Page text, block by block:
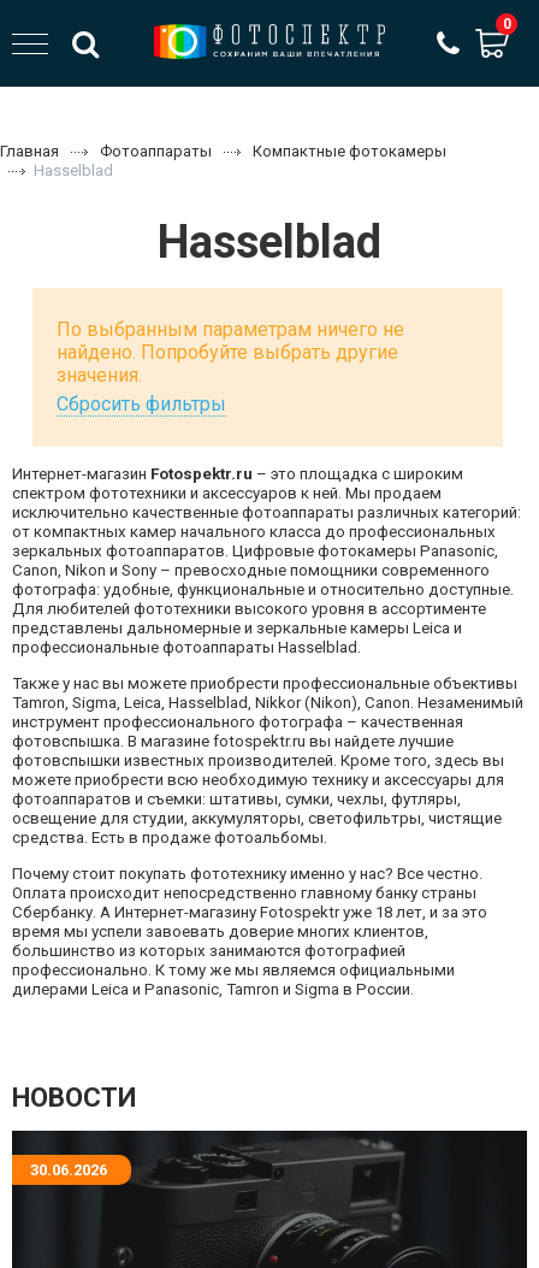
0
Главная Фотоаппараты
Компактные фотокамеры
Hasselblad
Hasselblad
По выбранным параметрам ничего не
найдено. Попробуйте выбрать другие
значения.
Сбросить фильтры
Интернет-магазин Fotospektr.ru – это площадка с широким
спектром фототехники и аксессуаров к ней. Мы продаем
исключительно качественные фотоаппараты различных категорий:
от компактных камер начального класса до профессиональных
зеркальных фотоаппаратов. Цифровые фотокамеры Panasonic,
Canon, Nikon и Sony – превосходные помощники современного
фотографа: удобные, функциональные и относительно доступные.
Для любителей фототехники высокого уровня в ассортименте
представлены дальномерные и зеркальные камеры Leica и
профессиональные фотоаппараты Hasselblad.
Также у нас вы можете приобрести профессиональные объективы
Tamron, Sigma, Leiсa, Hasselblad, Nikkor (Nikon), Canon. Незаменимый
инструмент профессионального фотографа – качественная
фотовспышка. В магазине fotospektr.ru вы найдете лучшие
фотовспышки известных производителей. Кроме того, здесь вы
можете приобрести всю необходимую технику и аксессуары для
фотоаппаратов и съемки: штативы, сумки, чехлы, футляры,
освещение для студии, аккумуляторы, светофильтры, чистящие
средства. Есть в продаже фотоальбомы.
Почему стоит покупать фототехнику именно у нас? Все честно.
Оплата происходит непосредственно главному банку страны
Сбербанку. А Интернет-магазину Fotospektr уже 18 лет, и за это
время мы успели завоевать доверие многих клиентов,
большинство из которых занимаются фотографией
профессионально. К тому же мы являемся официальными
дилерами Leica и Panasonic, Tamron и Sigma в России.
НОВОСТИ
30.06.2026